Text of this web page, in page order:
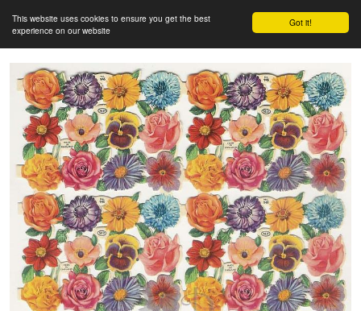
Got it!
This website uses cookies to ensure you get the best
experience on our website